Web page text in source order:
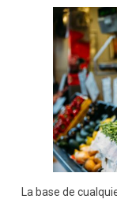
La base de